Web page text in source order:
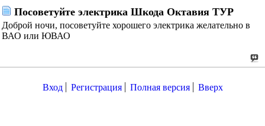
Посоветуйте электрика Шкода Октавия ТУР
Доброй ночи, посоветуйте хорошего электрика желательно в
ВАО или ЮВАО
Вход Регистрация Полная версия Вверх